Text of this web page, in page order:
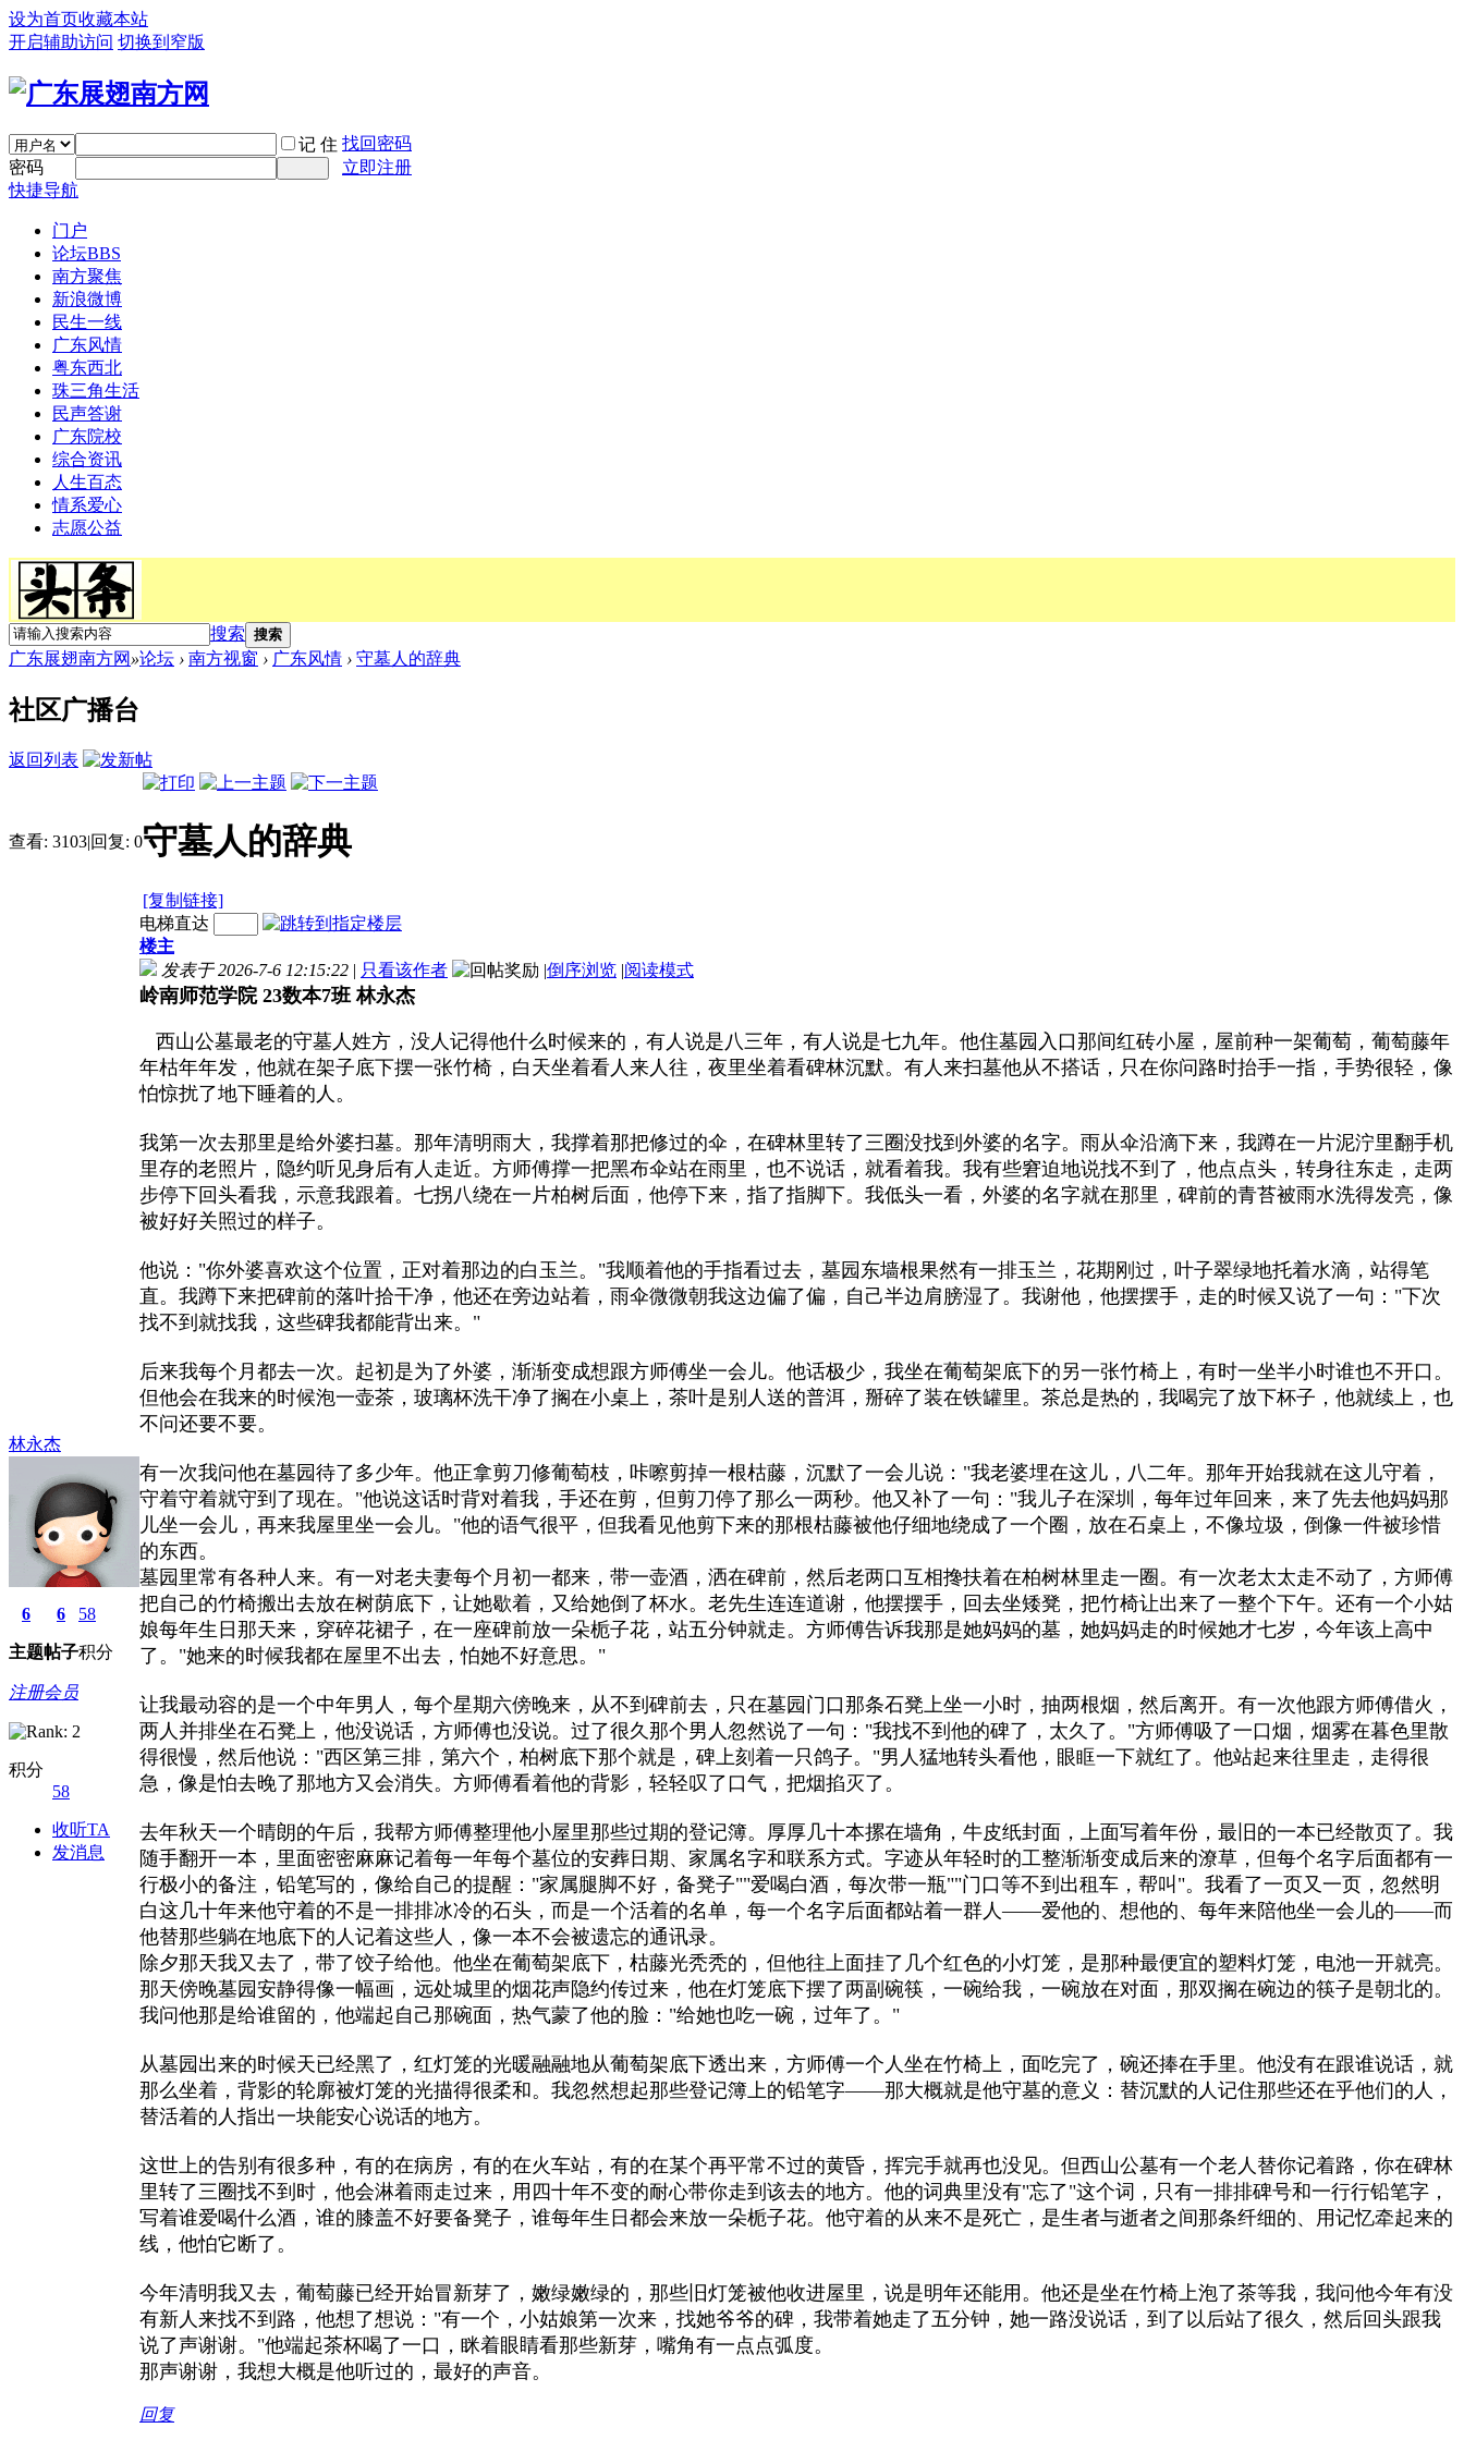
设为首页收藏本站
开启辅助访问 切换到窄版
记 住 找回密码
密码
立即注册
快捷导航
门户
论坛BBS
南方聚焦
新浪微博
民生一线
广东风情
粤东西北
珠三角生活
民声答谢
广东院校
综合资讯
人生百态
情系爱心
志愿公益
搜索 搜索
广东展翅南方网 »论坛 › 南方视窗 › 广东风情 › 守墓人的辞典
社区广播台
返回列表
查看: 3103|回复: 0守墓人的辞典
[复制链接]
林永杰
6
主题
6
帖子
58
积分
注册会员
积分
58
收听TA
发消息
电梯直达
楼主
发表于 2026-7-6 12:15:22 | 只看该作者 |倒序浏览 |阅读模式
岭南师范学院 23数本7班 林永杰
西山公墓最老的守墓人姓方，没人记得他什么时候来的，有人说是八三年，有人说是七九年。他住墓园入口那间红砖小屋，屋前种一架葡萄，葡萄藤年
年枯年年发，他就在架子底下摆一张竹椅，白天坐着看人来人往，夜里坐着看碑林沉默。有人来扫墓他从不搭话，只在你问路时抬手一指，手势很轻，像
怕惊扰了地下睡着的人。
我第一次去那里是给外婆扫墓。那年清明雨大，我撑着那把修过的伞，在碑林里转了三圈没找到外婆的名字。雨从伞沿滴下来，我蹲在一片泥泞里翻手机
里存的老照片，隐约听见身后有人走近。方师傅撑一把黑布伞站在雨里，也不说话，就看着我。我有些窘迫地说找不到了，他点点头，转身往东走，走两
步停下回头看我，示意我跟着。七拐八绕在一片柏树后面，他停下来，指了指脚下。我低头一看，外婆的名字就在那里，碑前的青苔被雨水洗得发亮，像
被好好关照过的样子。
他说："你外婆喜欢这个位置，正对着那边的白玉兰。"我顺着他的手指看过去，墓园东墙根果然有一排玉兰，花期刚过，叶子翠绿地托着水滴，站得笔
直。我蹲下来把碑前的落叶拾干净，他还在旁边站着，雨伞微微朝我这边偏了偏，自己半边肩膀湿了。我谢他，他摆摆手，走的时候又说了一句："下次
找不到就找我，这些碑我都能背出来。"
后来我每个月都去一次。起初是为了外婆，渐渐变成想跟方师傅坐一会儿。他话极少，我坐在葡萄架底下的另一张竹椅上，有时一坐半小时谁也不开口。
但他会在我来的时候泡一壶茶，玻璃杯洗干净了搁在小桌上，茶叶是别人送的普洱，掰碎了装在铁罐里。茶总是热的，我喝完了放下杯子，他就续上，也
不问还要不要。
有一次我问他在墓园待了多少年。他正拿剪刀修葡萄枝，咔嚓剪掉一根枯藤，沉默了一会儿说："我老婆埋在这儿，八二年。那年开始我就在这儿守着，
守着守着就守到了现在。"他说这话时背对着我，手还在剪，但剪刀停了那么一两秒。他又补了一句："我儿子在深圳，每年过年回来，来了先去他妈妈那
儿坐一会儿，再来我屋里坐一会儿。"他的语气很平，但我看见他剪下来的那根枯藤被他仔细地绕成了一个圈，放在石桌上，不像垃圾，倒像一件被珍惜
的东西。
墓园里常有各种人来。有一对老夫妻每个月初一都来，带一壶酒，洒在碑前，然后老两口互相搀扶着在柏树林里走一圈。有一次老太太走不动了，方师傅
把自己的竹椅搬出去放在树荫底下，让她歇着，又给她倒了杯水。老先生连连道谢，他摆摆手，回去坐矮凳，把竹椅让出来了一整个下午。还有一个小姑
娘每年生日那天来，穿碎花裙子，在一座碑前放一朵栀子花，站五分钟就走。方师傅告诉我那是她妈妈的墓，她妈妈走的时候她才七岁，今年该上高中
了。"她来的时候我都在屋里不出去，怕她不好意思。"
让我最动容的是一个中年男人，每个星期六傍晚来，从不到碑前去，只在墓园门口那条石凳上坐一小时，抽两根烟，然后离开。有一次他跟方师傅借火，
两人并排坐在石凳上，他没说话，方师傅也没说。过了很久那个男人忽然说了一句："我找不到他的碑了，太久了。"方师傅吸了一口烟，烟雾在暮色里散
得很慢，然后他说："西区第三排，第六个，柏树底下那个就是，碑上刻着一只鸽子。"男人猛地转头看他，眼眶一下就红了。他站起来往里走，走得很
急，像是怕去晚了那地方又会消失。方师傅看着他的背影，轻轻叹了口气，把烟掐灭了。
去年秋天一个晴朗的午后，我帮方师傅整理他小屋里那些过期的登记簿。厚厚几十本摞在墙角，牛皮纸封面，上面写着年份，最旧的一本已经散页了。我
随手翻开一本，里面密密麻麻记着每一年每个墓位的安葬日期、家属名字和联系方式。字迹从年轻时的工整渐渐变成后来的潦草，但每个名字后面都有一
行极小的备注，铅笔写的，像给自己的提醒："家属腿脚不好，备凳子""爱喝白酒，每次带一瓶""门口等不到出租车，帮叫"。我看了一页又一页，忽然明
白这几十年来他守着的不是一排排冰冷的石头，而是一个活着的名单，每一个名字后面都站着一群人——爱他的、想他的、每年来陪他坐一会儿的——而
他替那些躺在地底下的人记着这些人，像一本不会被遗忘的通讯录。
除夕那天我又去了，带了饺子给他。他坐在葡萄架底下，枯藤光秃秃的，但他往上面挂了几个红色的小灯笼，是那种最便宜的塑料灯笼，电池一开就亮。
那天傍晚墓园安静得像一幅画，远处城里的烟花声隐约传过来，他在灯笼底下摆了两副碗筷，一碗给我，一碗放在对面，那双搁在碗边的筷子是朝北的。
我问他那是给谁留的，他端起自己那碗面，热气蒙了他的脸："给她也吃一碗，过年了。"
从墓园出来的时候天已经黑了，红灯笼的光暖融融地从葡萄架底下透出来，方师傅一个人坐在竹椅上，面吃完了，碗还捧在手里。他没有在跟谁说话，就
那么坐着，背影的轮廓被灯笼的光描得很柔和。我忽然想起那些登记簿上的铅笔字——那大概就是他守墓的意义：替沉默的人记住那些还在乎他们的人，
替活着的人指出一块能安心说话的地方。
这世上的告别有很多种，有的在病房，有的在火车站，有的在某个再平常不过的黄昏，挥完手就再也没见。但西山公墓有一个老人替你记着路，你在碑林
里转了三圈找不到时，他会淋着雨走过来，用四十年不变的耐心带你走到该去的地方。他的词典里没有"忘了"这个词，只有一排排碑号和一行行铅笔字，
写着谁爱喝什么酒，谁的膝盖不好要备凳子，谁每年生日都会来放一朵栀子花。他守着的从来不是死亡，是生者与逝者之间那条纤细的、用记忆牵起来的
线，他怕它断了。
今年清明我又去，葡萄藤已经开始冒新芽了，嫩绿嫩绿的，那些旧灯笼被他收进屋里，说是明年还能用。他还是坐在竹椅上泡了茶等我，我问他今年有没
有新人来找不到路，他想了想说："有一个，小姑娘第一次来，找她爷爷的碑，我带着她走了五分钟，她一路没说话，到了以后站了很久，然后回头跟我
说了声谢谢。"他端起茶杯喝了一口，眯着眼睛看那些新芽，嘴角有一点点弧度。
那声谢谢，我想大概是他听过的，最好的声音。
回复